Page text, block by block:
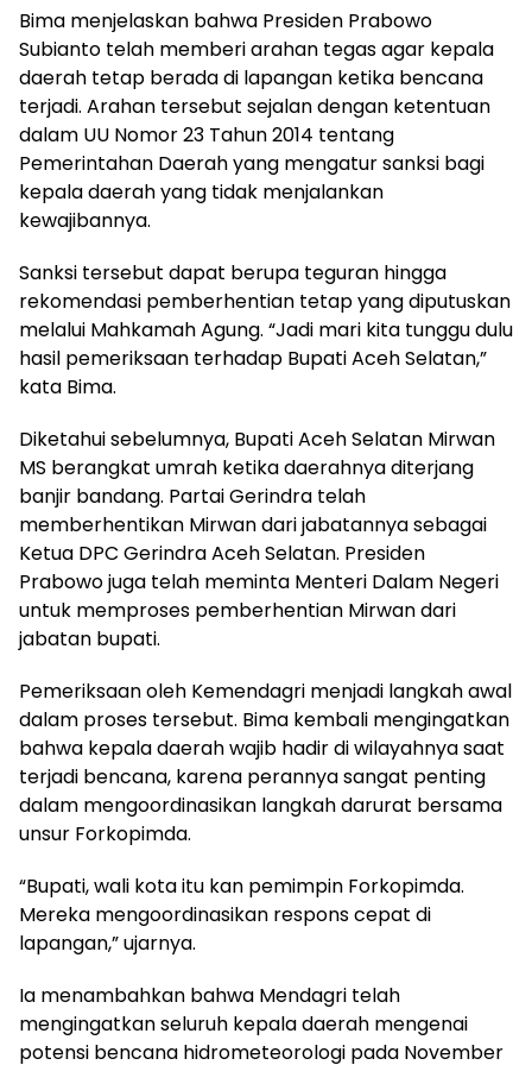
Bima menjelaskan bahwa Presiden Prabowo
Subianto telah memberi arahan tegas agar kepala
daerah tetap berada di lapangan ketika bencana
terjadi. Arahan tersebut sejalan dengan ketentuan
dalam UU Nomor 23 Tahun 2014 tentang
Pemerintahan Daerah yang mengatur sanksi bagi
kepala daerah yang tidak menjalankan
kewajibannya.
Sanksi tersebut dapat berupa teguran hingga
rekomendasi pemberhentian tetap yang diputuskan
melalui Mahkamah Agung. “Jadi mari kita tunggu dulu
hasil pemeriksaan terhadap Bupati Aceh Selatan,”
kata Bima.
Diketahui sebelumnya, Bupati Aceh Selatan Mirwan
MS berangkat umrah ketika daerahnya diterjang
banjir bandang. Partai Gerindra telah
memberhentikan Mirwan dari jabatannya sebagai
Ketua DPC Gerindra Aceh Selatan. Presiden
Prabowo juga telah meminta Menteri Dalam Negeri
untuk memproses pemberhentian Mirwan dari
jabatan bupati.
Pemeriksaan oleh Kemendagri menjadi langkah awal
dalam proses tersebut. Bima kembali mengingatkan
bahwa kepala daerah wajib hadir di wilayahnya saat
terjadi bencana, karena perannya sangat penting
dalam mengoordinasikan langkah darurat bersama
unsur Forkopimda.
“Bupati, wali kota itu kan pemimpin Forkopimda.
Mereka mengoordinasikan respons cepat di
lapangan,” ujarnya.
Ia menambahkan bahwa Mendagri telah
mengingatkan seluruh kepala daerah mengenai
potensi bencana hidrometeorologi pada November